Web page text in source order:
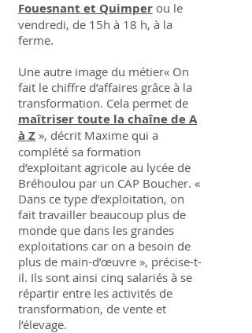
Fouesnant et Quimper ou le
vendredi, de 15h à 18 h, à la
ferme.
Une autre image du métier« On
fait le chiffre d’affaires grâce à la
transformation. Cela permet de
maîtriser toute la chaîne de A
à Z », décrit Maxime qui a
complété sa formation
d’exploitant agricole au lycée de
Bréhoulou par un CAP Boucher. «
Dans ce type d’exploitation, on
fait travailler beaucoup plus de
monde que dans les grandes
exploitations car on a besoin de
plus de main-d’œuvre », précise-t-
il. Ils sont ainsi cinq salariés à se
répartir entre les activités de
transformation, de vente et
l’élevage.